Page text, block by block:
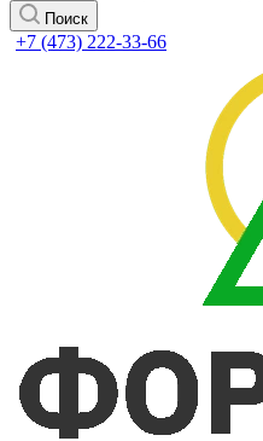
Поиск
+7 (473) 222-33-66